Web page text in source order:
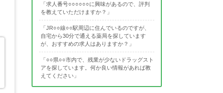
「求人番号○○○○○○に興味があるので、評判
を教えていただけますか？」
「JR○○線○○駅周辺に住んでいるのですが、
自宅から30分で通える薬局を探しています
が、おすすめの求人はありますか？」
「○○県○○市内で、残業が少ないドラッグスト
アを探しています。何か良い情報があれば教
えてください」